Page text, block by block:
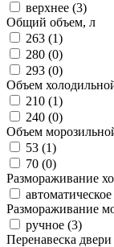
верхнее (3)
Общий объем, л
263 (1)
280 (0)
293 (0)
Объем
210 (1)
240 (0)
Объем
53 (1)
70 (0)
Размораживание
Размораживание
ручное (3)
Перенавеска двери